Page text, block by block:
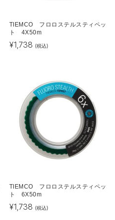
TIEMCO フロロステルスティペッ
ト 4X50m
¥1,738 (税込)
TIEMCO フロロステルスティペッ
ト 6X50m
¥1,738 (税込)